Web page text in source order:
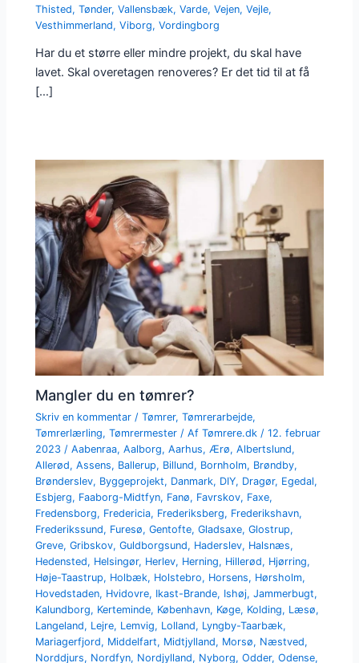
Thisted,Tønder,Vallensbæk,Varde,Vejen,Vejle,
Vesthimmerland,Viborg,Vordingborg
Har du et større eller mindre projekt, du skal have
lavet. Skal overetagen renoveres? Er det tid til at få
[…]
Mangler du en tømrer?
Skriv en kommentar /Tømrer,Tømrerarbejde,
Tømrerlærling,Tømrermester / AfTømrere.dk /12. februar
2023 /Aabenraa,Aalborg,Aarhus, Ærø,Albertslund,
Allerød,Assens, Ballerup, Billund, Bornholm, Brøndby,
Brønderslev, Byggeprojekt, Danmark, DIY, Dragør, Egedal,
Esbjerg, Faaborg-Midtfyn, Fanø, Favrskov, Faxe,
Fredensborg, Fredericia, Frederiksberg, Frederikshavn,
Frederikssund, Furesø,Gentofte,Gladsaxe,Glostrup,
Greve,Gribskov,Guldborgsund, Haderslev, Halsnæs,
Hedensted, Helsingør, Herlev, Herning, Hillerød, Hjørring,
Høje-Taastrup, Holbæk, Holstebro, Horsens, Hørsholm,
Hovedstaden, Hvidovre, Ikast-Brande, Ishøj,Jammerbugt,
Kalundborg, Kerteminde, København, Køge, Kolding, Læsø,
Langeland, Lejre, Lemvig, Lolland, Lyngby-Taarbæk,
Mariagerfjord, Middelfart, Midtjylland, Morsø, Næstved,
Norddjurs, Nordfyn, Nordjylland, Nyborg,Odder,Odense,